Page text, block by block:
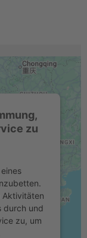
zu
Aktivitäten
durch und
zu, um